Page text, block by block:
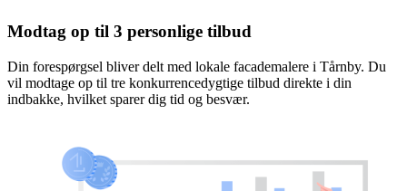
Modtag op til 3 personlige tilbud
Din forespørgsel bliver delt med lokale facademalere i Tårnby. Du
vil modtage op til tre konkurrencedygtige tilbud direkte i din
indbakke, hvilket sparer dig tid og besvær.